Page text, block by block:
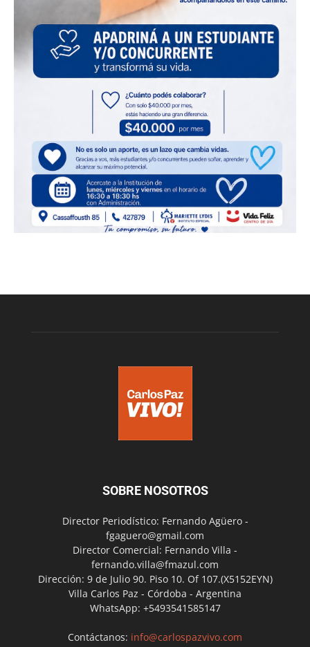
SOBRE NOSOTROS
Director Periodístico: Fernando Agüero -
fgaguero@gmail.com
Director Comercial: Fernando Villa -
fernando.villa@fmazul.com
Dirección: 9 de Julio 90. Piso 10. Of 107.(X5152EYN)
Villa Carlos Paz - Córdoba - Argentina
WhatsApp: +5493541585147
Contáctanos: info@carlospazvivo.com